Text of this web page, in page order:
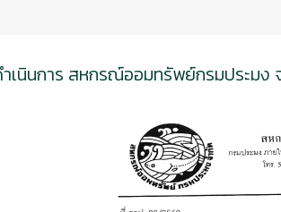
ำเนินการ สหกรณ์ออมทรัพย์กรมประ